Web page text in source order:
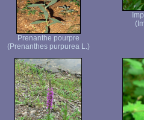
Prenanthe pourpre
(Prenanthes purpurea L.)